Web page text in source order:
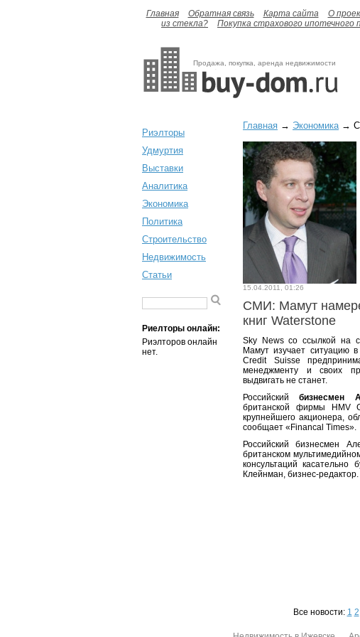
Главная Обратная связь Карта сайта О
из стекла?
Покупка страхового ипотечного
Продажа, покупка, аренда недвижимости
Риэлторы
Удмуртия
Выставки
Аналитика
Экономика
Политика
Строительство
Недвижимость
Статьи
Риелторы онлайн:
Риэлторов онлайн
нет.
Главная → Экономика→
15.04.2011, 01:26
СМИ: Мамут
книг Waterstone
Sky News со ссылкой на
Мамут изучает ситуацию
Credit Suisse
менеджменту и своих
выдвигать не станет.
Российскийбизнесмен
британской фирмы HMV
крупнейшего акционера,
сообщает «Financal Times».
Российский бизнесмен
британском
консультаций
Клейнман, бизнес-редактор.
Все новости: 1 2